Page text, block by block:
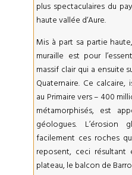
plus spectaculaires du
haute vallée d‘Aure.
Mis à part sa partie
muraille est pour
massif clair qui a ensuite
Quaternaire. Ce
au Primaire vers – 400
métamorphisés, est
géologues. L’érosion
facilement ces roches
reposent, ceci résultant
plateau, le balcon de